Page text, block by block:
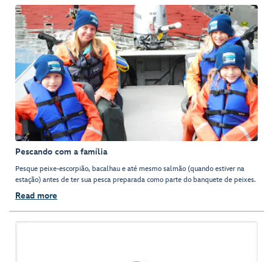
Pescando com a família
Pesque peixe-escorpião, bacalhau e até mesmo salmão (quando estiver na
estação) antes de ter sua pesca preparada como parte do banquete de peixes.
Read more